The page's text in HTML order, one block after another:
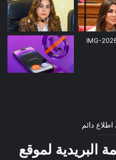
دائم
البريدية لموقع